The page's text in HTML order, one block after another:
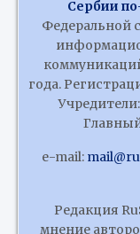
Сербии
Федеральной
года.
e-mail:
Редакция
мнение